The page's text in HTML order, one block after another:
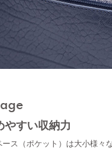
やすい収納力
ース（ポケット）は大小様々